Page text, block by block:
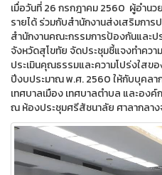
เมื่อวันที่ 26 กรกฎาคม 2560 ผู้อำนว
รายได้ ร่วมกับสำนักงานส่งเสริมกา
สำนักงานคณะกรรมการป้องกันและป
จังหวัดสุโขทัย จัดประชุมชี้แจงทำความ
ประเมินคุณธรรมและความโปร่งใสข
ปีงบประมาณ พ.ศ. 2560 ให้กับบุคล
เทศบาลเมือง เทศบาลตำบล และอง
ณ ห้องประชุมศรีสัชนาลัย ศาลากลา